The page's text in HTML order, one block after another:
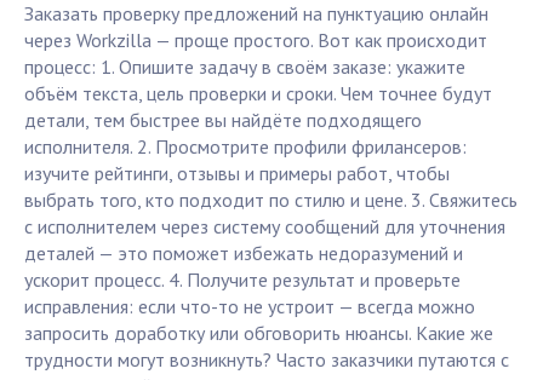
Заказать проверку предложений на пунктуацию онлайн
через Workzilla — проще простого. Вот как происходит
процесс: 1. Опишите задачу в своём заказе: укажите
объём текста, цель проверки и сроки. Чем точнее будут
детали, тем быстрее вы найдёте подходящего
исполнителя. 2. Просмотрите профили фрилансеров:
изучите рейтинги, отзывы и примеры работ, чтобы
выбрать того, кто подходит по стилю и цене. 3. Свяжитесь
с исполнителем через систему сообщений для уточнения
деталей — это поможет избежать недоразумений и
ускорит процесс. 4. Получите результат и проверьте
исправления: если что-то не устроит — всегда можно
запросить доработку или обговорить нюансы. Какие же
трудности могут возникнуть? Часто заказчики путаются с